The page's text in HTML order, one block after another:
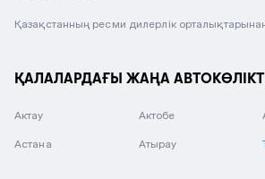
Қазақстанның ресми дилерлік орталықтарынан
ҚАЛАЛАРДАҒЫ ЖАҢА
Актау Актобе
Астана Атырау